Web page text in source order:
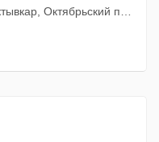
проспект, 141